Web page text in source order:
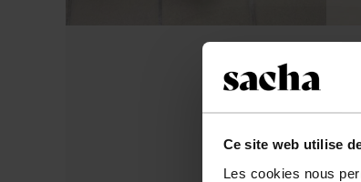
Ce site web utilise
Les cookies nous